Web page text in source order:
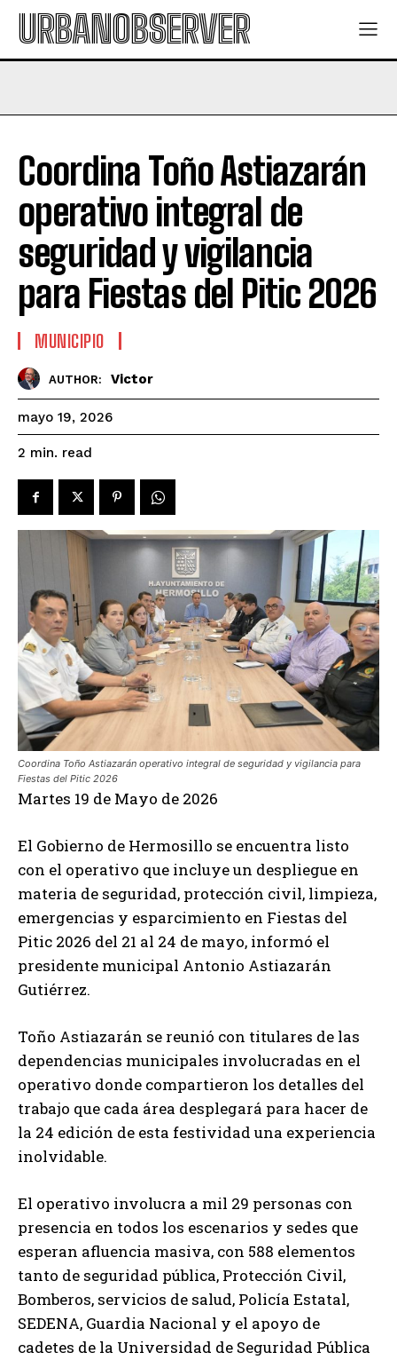
URBANOBSERVER
Coordina Toño Astiazarán
operativo integral de
seguridad y vigilancia
para Fiestas del Pitic 2026
MUNICIPIO
AUTHOR: Victor
mayo 19, 2026
2 min. read
Coordina Toño Astiazarán operativo integral de seguridad y vigilancia para
Fiestas del Pitic 2026
Martes 19 de Mayo de 2026
El Gobierno de Hermosillo se encuentra listo
con el operativo que incluye un despliegue en
materia de seguridad, protección civil, limpieza,
emergencias y esparcimiento en Fiestas del
Pitic 2026 del 21 al 24 de mayo, informó el
presidente municipal Antonio Astiazarán
Gutiérrez.
Toño Astiazarán se reunió con titulares de las
dependencias municipales involucradas en el
operativo donde compartieron los detalles del
trabajo que cada área desplegará para hacer de
la 24 edición de esta festividad una experiencia
inolvidable.
El operativo involucra a mil 29 personas con
presencia en todos los escenarios y sedes que
esperan afluencia masiva, con 588 elementos
tanto de seguridad pública, Protección Civil,
Bomberos, servicios de salud, Policía Estatal,
SEDENA, Guardia Nacional y el apoyo de
cadetes de la Universidad de Seguridad Pública